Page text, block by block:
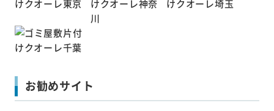
お勧めサイト